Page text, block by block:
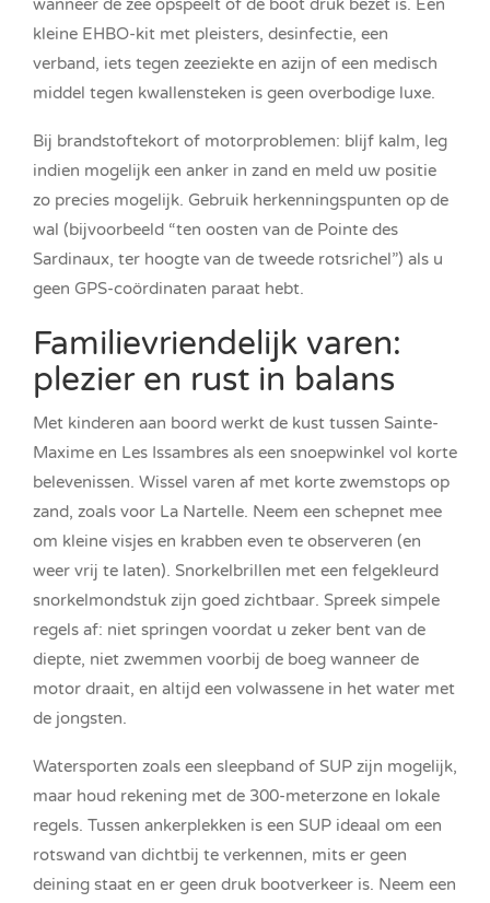
wanneer de zee opspeelt of de boot druk bezet is. Een
kleine EHBO-kit met pleisters, desinfectie, een
verband, iets tegen zeeziekte en azijn of een medisch
middel tegen kwallensteken is geen overbodige luxe.
Bij brandstoftekort of motorproblemen: blijf kalm, leg
indien mogelijk een anker in zand en meld uw positie
zo precies mogelijk. Gebruik herkenningspunten op de
wal (bijvoorbeeld “ten oosten van de Pointe des
Sardinaux, ter hoogte van de tweede rotsrichel”) als u
geen GPS-coördinaten paraat hebt.
Familievriendelijk varen:
plezier en rust in balans
Met kinderen aan boord werkt de kust tussen Sainte-
Maxime en Les Issambres als een snoepwinkel vol korte
belevenissen. Wissel varen af met korte zwemstops op
zand, zoals voor La Nartelle. Neem een schepnet mee
om kleine visjes en krabben even te observeren (en
weer vrij te laten). Snorkelbrillen met een felgekleurd
snorkelmondstuk zijn goed zichtbaar. Spreek simpele
regels af: niet springen voordat u zeker bent van de
diepte, niet zwemmen voorbij de boeg wanneer de
motor draait, en altijd een volwassene in het water met
de jongsten.
Watersporten zoals een sleepband of SUP zijn mogelijk,
maar houd rekening met de 300-meterzone en lokale
regels. Tussen ankerplekken is een SUP ideaal om een
rotswand van dichtbij te verkennen, mits er geen
deining staat en er geen druk bootverkeer is. Neem een